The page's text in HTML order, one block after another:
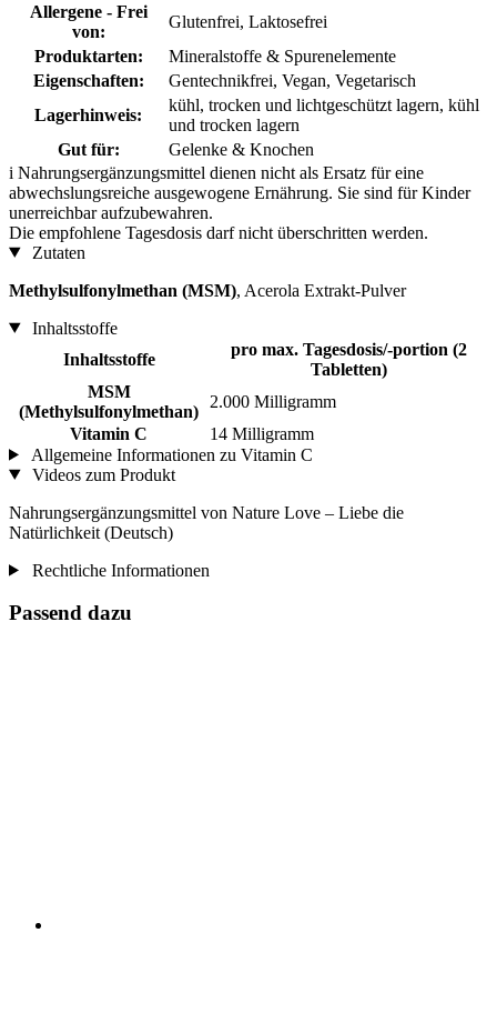
Allergene - Frei
von:
Glutenfrei, Laktosefrei
Produktarten:
Mineralstoffe & Spurenelemente
Eigenschaften:
Gentechnikfrei, Vegan, Vegetarisch
Lagerhinweis:
kühl, trocken und lichtgeschützt lagern, kühl
und trocken lagern
Gut für:
Gelenke & Knochen
i Nahrungsergänzungsmittel dienen nicht als Ersatz für eine
abwechslungsreiche ausgewogene Ernährung. Sie sind für Kinder
unerreichbar aufzubewahren.
Die empfohlene Tagesdosis darf nicht überschritten werden.
Zutaten
Methylsulfonylmethan (MSM), Acerola Extrakt-Pulver
Inhaltsstoffe
Inhaltsstoffe
pro max. Tagesdosis/-portion (2
Tabletten)
MSM
(Methylsulfonylmethan)
2.000 Milligramm
Vitamin C
14 Milligramm
Allgemeine Informationen zu Vitamin C
Videos zum Produkt
Nahrungsergänzungsmittel von Nature Love – Liebe die
Natürlichkeit (Deutsch)
Rechtliche Informationen
Passend dazu